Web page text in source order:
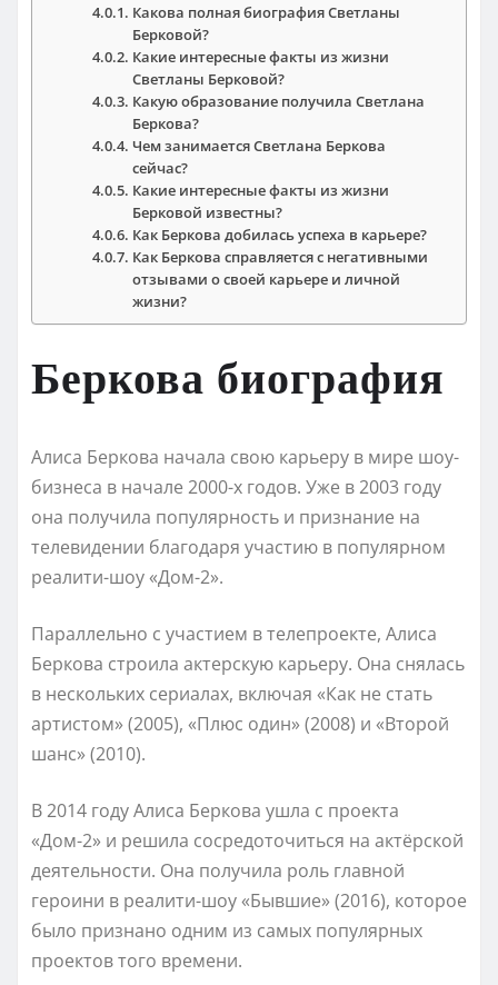
Какова полная биография Светланы
Берковой?
Какие интересные факты из жизни
Светланы Берковой?
Какую образование получила Светлана
Беркова?
Чем занимается Светлана Беркова
сейчас?
Какие интересные факты из жизни
Берковой известны?
Как Беркова добилась успеха в карьере?
Как Беркова справляется с негативными
отзывами о своей карьере и личной
жизни?
Беркова биография
Алиса Беркова начала свою карьеру в мире шоу-
бизнеса в начале 2000-х годов. Уже в 2003 году
она получила популярность и признание на
телевидении благодаря участию в популярном
реалити-шоу «Дом-2».
Параллельно с участием в телепроекте, Алиса
Беркова строила актерскую карьеру. Она снялась
в нескольких сериалах, включая «Как не стать
артистом» (2005), «Плюс один» (2008) и «Второй
шанс» (2010).
В 2014 году Алиса Беркова ушла с проекта
«Дом-2» и решила сосредоточиться на актёрской
деятельности. Она получила роль главной
героини в реалити-шоу «Бывшие» (2016), которое
было признано одним из самых популярных
проектов того времени.